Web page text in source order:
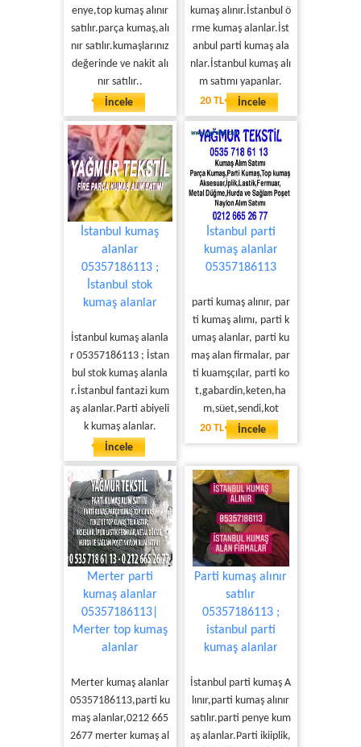
enye,top kumaş alınır
satılır.parça kumaş,alı
nır satılır.kumaşlarınız
değerinde ve nakit alı
nır satılır..
İncele
kumaş alınır.İstanbul ö
rme kumaş alanlar.İst
anbul parti kumaş ala
nlar.İstanbul kumaş alı
m satımı yapanlar.
20 TL
İncele
İstanbul kumaş
alanlar
05357186113 ;
İstanbul stok
kumaş alanlar
İstanbul kumaş alanla
r 05357186113 ; İstan
bul stok kumaş alanla
r.İstanbul fantazi kum
aş alanlar.Parti abiyeli
k kumaş alanlar.
İncele
İstanbul parti
kumaş alanlar
05357186113
parti kumaş alınır, par
ti kumaş alımı, parti k
umaş alanlar, parti ku
maş alan firmalar, par
ti kuamşçılar, parti ko
t,gabardin,keten,ha
m,süet,sendi,kot
20 TL
İncele
Merter parti
kumaş alanlar
05357186113|
Merter top kumaş
alanlar
Merter kumaş alanlar
05357186113,parti ku
maş alanlar,0212 665
2677 merter kumaş al
Parti kumaş alınır
satılır
05357186113 ;
istanbul parti
kumaş alanlar
İstanbul parti kumaş A
lınır,parti kumaş alınır
satılır.parti penye kum
aş alanlar.Parti ikiiplik,